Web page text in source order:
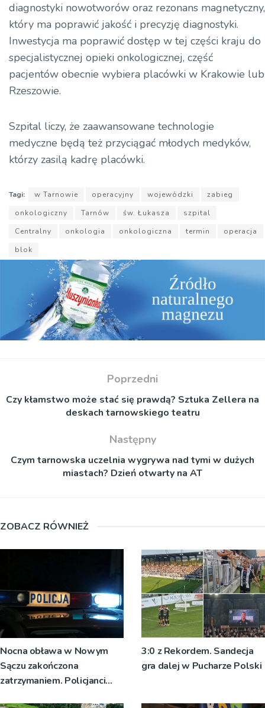
diagnostyki nowotworów oraz rezonans magnetyczny,
który ma poprawić jakość i precyzję diagnostyki.
Inwestycja ma poprawić dostęp w tej części kraju do
specjalistycznej opieki onkologicznej, część
pacjentów obecnie wybiera placówki w Krakowie lub
Rzeszowie.
Szpital liczy, że zaawansowane technologie
medyczne będą też przyciągać młodych medyków,
którzy zasilą kadrę placówki.
Tagi: w Tarnowie operacyjny wojewódzki
zabieg
onkologiczny
Tarnów św. Łukasza
szpital
Centralny
onkologia onkologiczna termin
operacja
blok
Poprzedni
Czy kłamstwo może stać się prawdą? Sztuka Zellera na
deskach tarnowskiego teatru
Następny
Czym tarnowska uczelnia wygrywa nad tymi w dużych
miastach? Dzień otwarty na AT
ZOBACZ RÓWNIEŻ
Nocna obława w Nowym
Sączu zakończona
zatrzymaniem. Policjanci
3:0 z Rekordem. Sandecja
gra dalej w Pucharze Polski